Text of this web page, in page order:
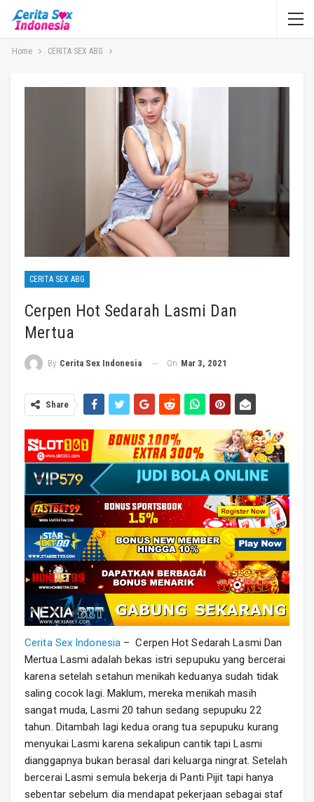
Home CERITA SEX ABG
CERITA SEX ABG
Cerpen Hot Sedarah Lasmi Dan
Mertua
By Cerita Sex Indonesia On Mar 3, 2021
Share
Cerita Sex Indonesia – Cerpen Hot Sedarah Lasmi Dan
Mertua Lasmi adalah bekas istri sepupuku yang bercerai
karena setelah setahun menikah keduanya sudah tidak
saling cocok lagi. Maklum, mereka menikah masih
sangat muda, Lasmi 20 tahun sedang sepupuku 22
tahun. Ditambah lagi kedua orang tua sepupuku kurang
menyukai Lasmi karena sekalipun cantik tapi Lasmi
dianggapnya bukan berasal dari keluarga ningrat. Setelah
bercerai Lasmi semula bekerja di Panti Pijit tapi hanya
sebentar sebelum dia mendapat pekerjaan sebagai staf